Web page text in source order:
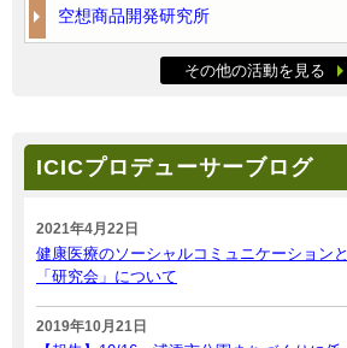
空想商品開発研究所
その他の活動を見る
ICICプロデューサーブログ
2021年4月22日
健康医療のソーシャルコミュニケーションと
「研究会」について
2019年10月21日